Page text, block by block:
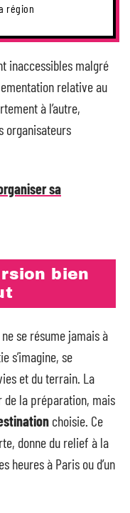
région
inaccessibles malgré
relative au
à l’autre,
organisateurs
sa
bien
ne se résume jamais à
s’imagine, se
et du terrain. La
de la préparation, mais
choisie. Ce
donne du relief à la
heures à Paris ou d’un